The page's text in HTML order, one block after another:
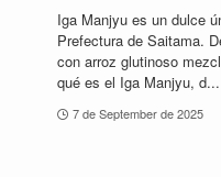
Iga Manjyu es un dulce
Prefectura de Saitama.
con arroz glutinoso
qué es el Iga Manjyu, d...
7 de September de 2025